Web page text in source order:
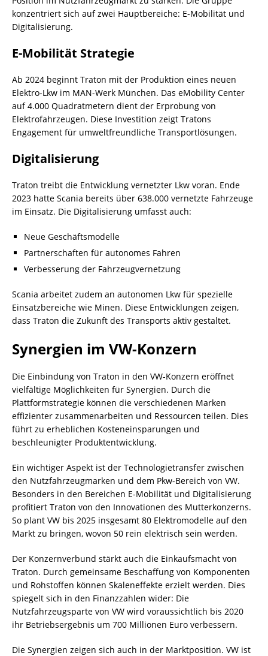
konzentriert sich auf zwei Hauptbereiche: E-Mobilität und
Digitalisierung.
E-Mobilität Strategie
Ab 2024 beginnt Traton mit der Produktion eines neuen
Elektro-Lkw im MAN-Werk München. Das eMobility Center
auf 4.000 Quadratmetern dient der Erprobung von
Elektrofahrzeugen. Diese Investition zeigt Tratons
Engagement für umweltfreundliche Transportlösungen.
Digitalisierung
Traton treibt die Entwicklung vernetzter Lkw voran. Ende
2023 hatte Scania bereits über 638.000 vernetzte Fahrzeuge
im Einsatz. Die Digitalisierung umfasst auch:
Neue Geschäftsmodelle
Partnerschaften für autonomes Fahren
Verbesserung der Fahrzeugvernetzung
Scania arbeitet zudem an autonomen Lkw für spezielle
Einsatzbereiche wie Minen. Diese Entwicklungen zeigen,
dass Traton die Zukunft des Transports aktiv gestaltet.
Synergien im VW-Konzern
Die Einbindung von Traton in den VW-Konzern eröffnet
vielfältige Möglichkeiten für Synergien. Durch die
Plattformstrategie können die verschiedenen Marken
effizienter zusammenarbeiten und Ressourcen teilen. Dies
führt zu erheblichen Kosteneinsparungen und
beschleunigter Produktentwicklung.
Ein wichtiger Aspekt ist der Technologietransfer zwischen
den Nutzfahrzeugmarken und dem Pkw-Bereich von VW.
Besonders in den Bereichen E-Mobilität und Digitalisierung
profitiert Traton von den Innovationen des Mutterkonzerns.
So plant VW bis 2025 insgesamt 80 Elektromodelle auf den
Markt zu bringen, wovon 50 rein elektrisch sein werden.
Der Konzernverbund stärkt auch die Einkaufsmacht von
Traton. Durch gemeinsame Beschaffung von Komponenten
und Rohstoffen können Skaleneffekte erzielt werden. Dies
spiegelt sich in den Finanzzahlen wider: Die
Nutzfahrzeugsparte von VW wird voraussichtlich bis 2020
ihr Betriebsergebnis um 700 Millionen Euro verbessern.
Die Synergien zeigen sich auch in der Marktposition. VW ist